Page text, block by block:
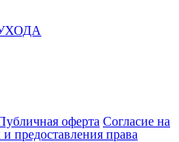
оферта Согласие на
предоставления права